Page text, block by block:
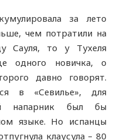
за лето
чем потратили на
Сауля, то у Тухеля
одного новичка, о
давно говорят.
в «Севилье», для
напарник был бы
языке. Но испанцы
клаусула – 80